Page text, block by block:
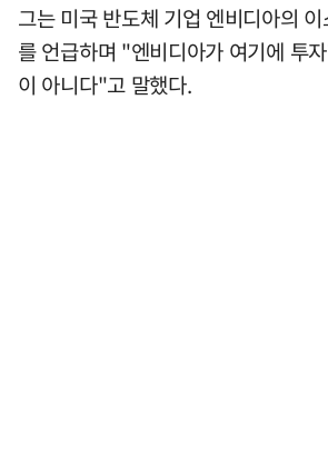
그는 미국 반도체 기업 엔비디아의
를 언급하며 "엔비디아가 여기에 투
이 아니다"고 말했다.